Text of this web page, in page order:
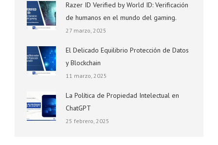
Razer ID Verified by World ID: Verificación
de humanos en el mundo del gaming.
27 marzo, 2025
El Delicado Equilibrio Protección de Datos
y Blockchain
11 marzo, 2025
La Política de Propiedad Intelectual en
ChatGPT
25 febrero, 2025